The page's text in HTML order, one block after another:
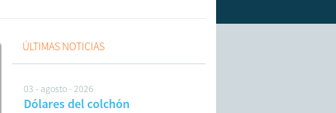
ÚLTIMAS NOTICIAS
03 - agosto - 2026
Dólares del colchón